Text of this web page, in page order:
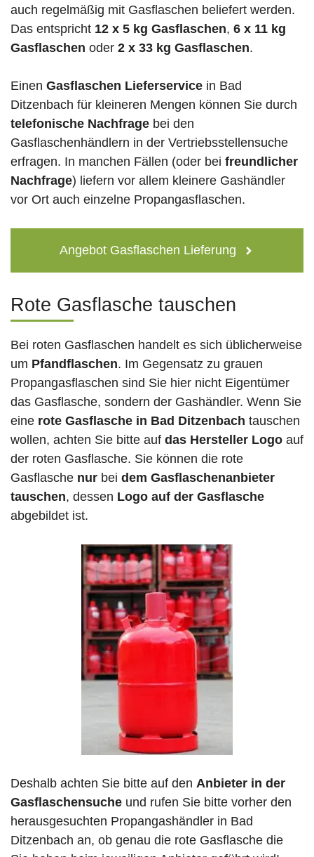
auch regelmäßig mit Gasflaschen beliefert werden.
Das entspricht 12 x 5 kg Gasflaschen, 6 x 11 kg
Gasflaschen oder 2 x 33 kg Gasflaschen.
Einen Gasflaschen Lieferservice in Bad
Ditzenbach für kleineren Mengen können Sie durch
telefonische Nachfrage bei den
Gasflaschenhändlern in der Vertriebsstellensuche
erfragen. In manchen Fällen (oder bei freundlicher
Nachfrage) liefern vor allem kleinere Gashändler
vor Ort auch einzelne Propangasflaschen.
Angebot Gasflaschen Lieferung
Rote Gasflasche tauschen
Bei roten Gasflaschen handelt es sich üblicherweise
um Pfandflaschen. Im Gegensatz zu grauen
Propangasflaschen sind Sie hier nicht Eigentümer
das Gasflasche, sondern der Gashändler. Wenn Sie
eine rote Gasflasche in Bad Ditzenbach tauschen
wollen, achten Sie bitte auf das Hersteller Logo auf
der roten Gasflasche. Sie können die rote
Gasflasche nur bei dem Gasflaschenanbieter
tauschen, dessen Logo auf der Gasflasche
abgebildet ist.
Deshalb achten Sie bitte auf den Anbieter in der
Gasflaschensuche und rufen Sie bitte vorher den
herausgesuchten Propangashändler in Bad
Ditzenbach an, ob genau die rote Gasflasche die